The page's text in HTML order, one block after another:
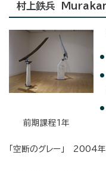
村上鉄兵
前期課程1年
「空断のグレー」 2004年